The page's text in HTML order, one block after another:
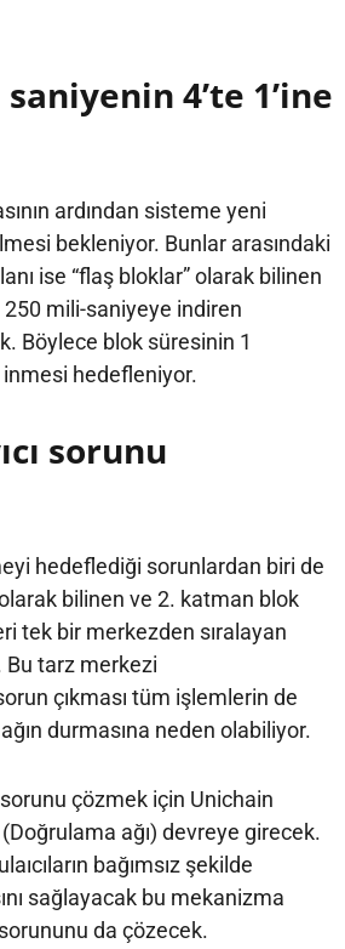
4’te 1’ine
ardından sisteme yeni
bekleniyor. Bunlar arasındaki
ise “flaş bloklar” olarak bilinen
250 mili-saniyeye indiren
Böylece blok süresinin 1
inmesi hedefleniyor.
sorunu
hedeflediği sorunlardan biri de
bilinen ve 2. katman blok
tek bir merkezden sıralayan
tarz merkezi
çıkması tüm işlemlerin de
durmasına neden olabiliyor.
çözmek için Unichain
ağı) devreye girecek.
bağımsız şekilde
sağlayacak bu mekanizma
da çözecek.